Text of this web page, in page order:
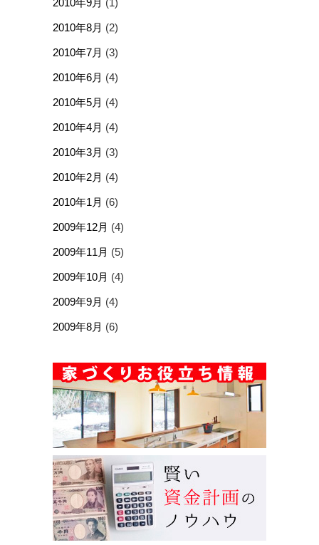
2010年9月 (1)
2010年8月 (2)
2010年7月 (3)
2010年6月 (4)
2010年5月 (4)
2010年4月 (4)
2010年3月 (3)
2010年2月 (4)
2010年1月 (6)
2009年12月 (4)
2009年11月 (5)
2009年10月 (4)
2009年9月 (4)
2009年8月 (6)